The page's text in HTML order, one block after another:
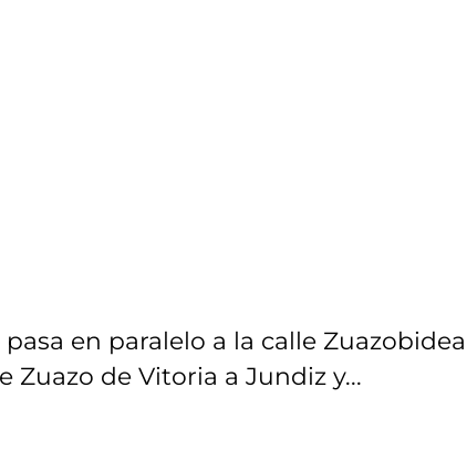
en paralelo a la calle
Zuazo de Vitoria a Jundiz y...